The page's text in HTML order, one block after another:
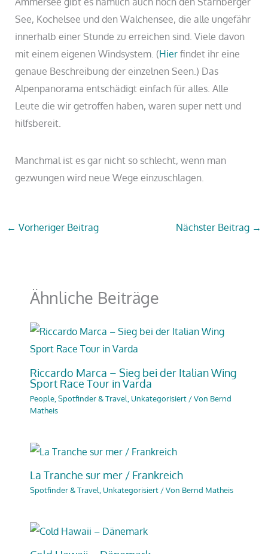
See, Kochelsee und den Walchensee, die alle ungefähr
innerhalb einer Stunde zu erreichen sind. Viele davon
mit einem eigenen Windsystem. (Hierfindet ihr eine
genaue Beschreibung der einzelnen Seen.) Das
Alpenpanorama entschädigt einfach für alles. Alle
Leute die wir getroffen haben, waren super nett und
hilfsbereit.
Manchmal ist es gar nicht so schlecht, wenn man
gezwungen wird neue Wege einzuschlagen.
← Vorheriger Beitrag Nächster Beitrag →
Ähnliche Beiträge
Riccardo Marca – Sieg bei der Italian Wing
Sport Race Tour in Varda
People,Spotfinder & Travel, Unkategorisiert/ Von Bernd
Matheis
La Tranche sur mer / Frankreich
Spotfinder & Travel, Unkategorisiert/ Von Bernd Matheis